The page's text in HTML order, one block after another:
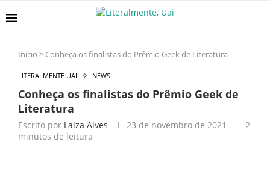
Início > Conheça os finalistas do Prêmio Geek de Literatura
LITERALMENTE UAI NEWS
Conheça os finalistas do Prêmio Geek de
Literatura
Escrito por Laiza Alves 23 de novembro de 2021
2
minutos de leitura